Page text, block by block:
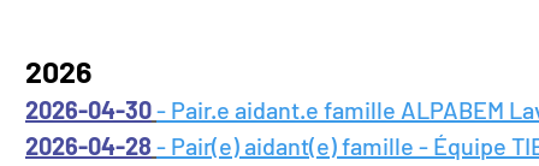
2026
2026-04-30- Pair.e aidant.e famille ALPABEM
2026-04-28 - Pair(e) aidant(e) famille - Équipe